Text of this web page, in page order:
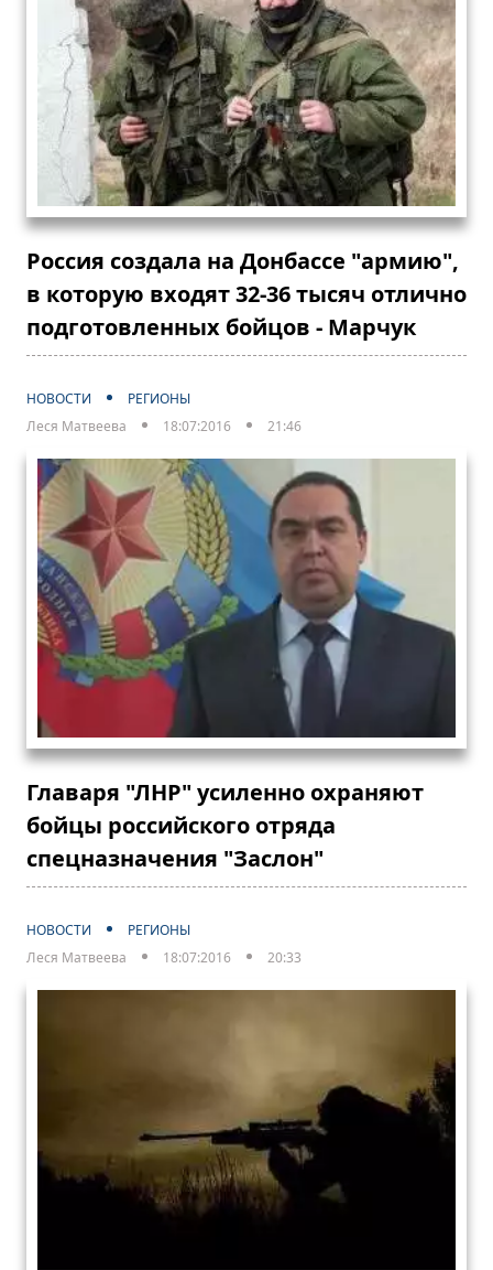
Россия создала на Донбассе "армию",
в которую входят 32-36 тысяч отлично
подготовленных бойцов - Марчук
НОВОСТИ
РЕГИОНЫ
Леся Матвеева
18:07:2016 21:46
Главаря "ЛНР" усиленно охраняют
бойцы российского отряда
спецназначения "Заслон"
НОВОСТИ
РЕГИОНЫ
Леся Матвеева
18:07:2016 20:33